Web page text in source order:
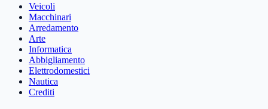
Veicoli
Macchinari
Arredamento
Arte
Informatica
Abbigliamento
Elettrodomestici
Nautica
Crediti